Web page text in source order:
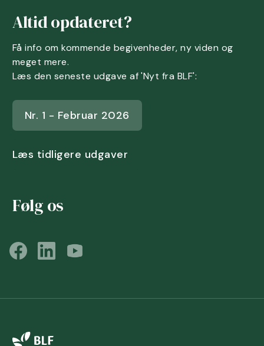
Altid opdateret?
Få info om kommende begivenheder, ny viden og
meget mere.
Læs den seneste udgave af 'Nyt fra BLF':
Nr. 1 - Februar 2026
Læs tidligere udgaver
Følg os